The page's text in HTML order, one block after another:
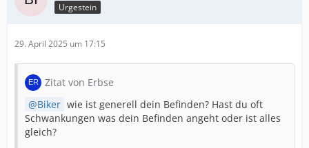
Urgestein
29. April 2025 um 17:15
Zitat von Erbse
Biker wie ist generell dein Befinden? Hast du oft
Schwankungen was dein Befinden angeht oder ist alles
gleich?